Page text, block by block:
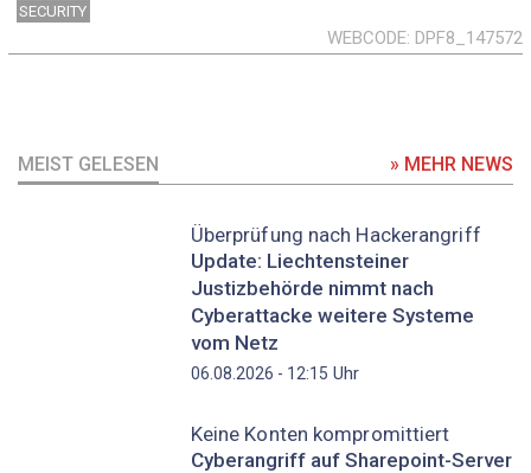
SECURITY
WEBCODE DPF8_147572
MEIST GELESEN » MEHR NEWS
Überprüfung nach Hackerangriff
Update: Liechtensteiner
Justizbehörde nimmt nach
Cyberattacke weitere Systeme
vom Netz
06.08.2026 - 12:15 Uhr
Keine Konten kompromittiert
Cyberangriff auf Sharepoint-Server